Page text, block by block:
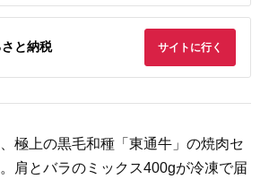
と納税 サイトに行く
極上の黒毛和種「東通牛」の焼肉セ
肩とバラのミックス400gが冷凍で届